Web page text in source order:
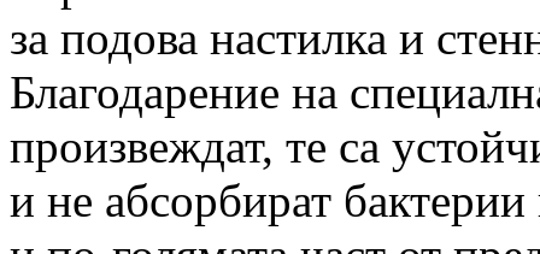
за подова настилка и
Благодарение на
произвеждат, те са
и не абсорбират